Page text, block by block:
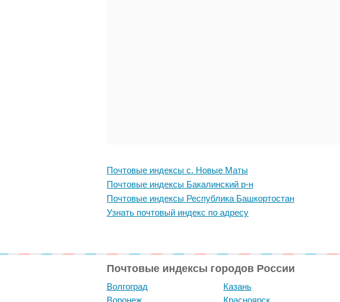
Почтовые индексы с. Новые Маты
Почтовые индексы Бакалинский р-н
Почтовые индексы Республика Башкортостан
Узнать почтовый индекс по адресу
Почтовые индексы городов России
Волгоград
Казань